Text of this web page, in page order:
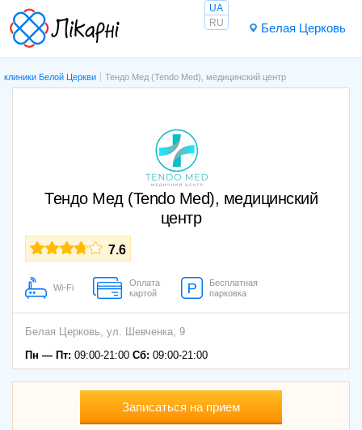
Белая Церковь
UA
RU
клиники Белой Церкви Тендо Мед (Tendo Med), медицинский центр
Тендо Мед (Tendo Med), медицинский
центр
7.6
Wi-Fi
Оплата
картой
Бесплатная
парковка
Белая Церковь, ул. Шевченка, 9
Пн — Пт: 09:00-21:00 Сб: 09:00-21:00
Записаться на прием